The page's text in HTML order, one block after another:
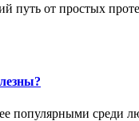
путь от простых
популярными среди